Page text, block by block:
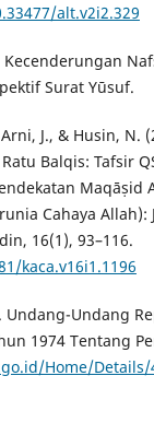
alt.v2i2.329
Surat Yūsuf.
J., & Husin, N.
Balqis: Tafsir
Maqāṣid
Cahaya Allah):
16(1), 93–116.
kaca.v16i1.1196
Undang-Undang
1974 Tentang
Home/Details/